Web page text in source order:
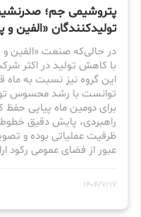
تولیدکنندگان «الفین و
با کاهش تولید در اکثر
این گروه نیز نسبت به
توانست با رشد محسوس
برای دومین ماه پیاپی
راهبردی، پایش دقیق
ظرفیت عملیاتی بوده و
عبور از فضای عمومی رکود
1404/7/17